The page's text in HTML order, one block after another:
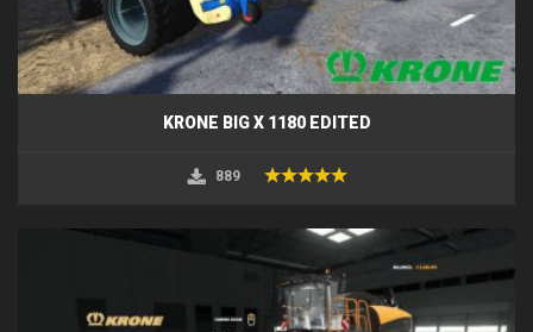
KRONE BIG X 1180 EDITED
889